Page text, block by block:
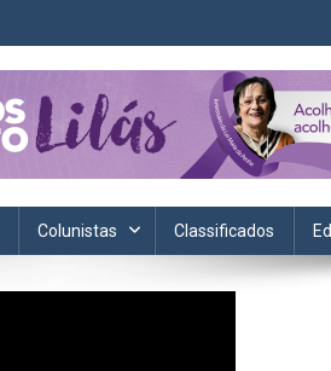
economia, esportes e cotidiano.
Colunistas Classificados